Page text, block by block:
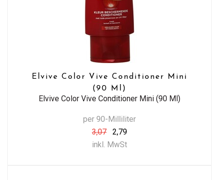
Elvive Color Vive Conditioner Mini
(90 Ml)
Elvive Color Vive Conditioner Mini (90 Ml)
per 90-Milliliter
3,07
2,79
inkl. MwSt